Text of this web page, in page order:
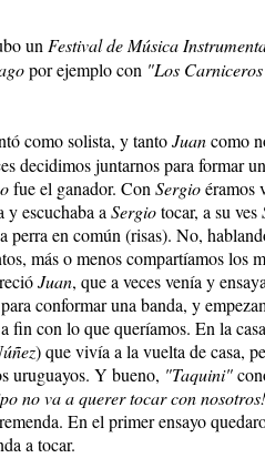
unFestival de Música
por ejemplo con "Los
como solista, y tantoJuancomo
decidimos juntarnos para formar
fue el ganador. ConSergioéramos
y escuchaba aSergiotocar, a su ves
perra en común (risas). No,
más o menos compartíamos los
Juan, que a veces venía y
conformar una banda, y
fin con lo que queríamos. En la
)que vivía a la vuelta de casa,
uruguayos. Y bueno, "Taquini"
no va a querer tocar con
En el primer ensayo
a tocar.